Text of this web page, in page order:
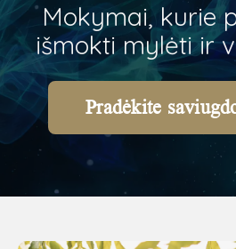
Mokymai, kurie
išmokti mylėti ir
Pradėkite